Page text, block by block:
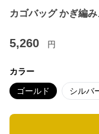
カゴバッグ かぎ編
5,260 円
カラー
ゴールド シルバ